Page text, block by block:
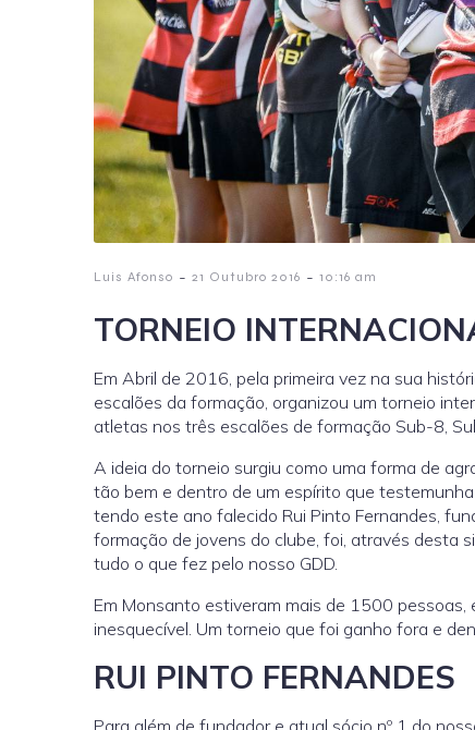
Luis Afonso - 21 Outubro 2016 - 10:16 am
TORNEIO
Em Abril de 2016, pela primeira vez na sua
escalões da formação, organizou um torneio
atletas nos três escalões de formação Sub-8,
A ideia do torneio surgiu como uma forma de
tão bem e dentro de um espírito que
tendo este ano falecido Rui Pinto Fernandes,
formação de jovens do clube, foi, através desta
tudo o que fez pelo nosso GDD.
Em Monsanto estiveram mais de 1500
inesquecível. Um torneio que foi ganho fora e
RUI PINTO FERNANDES
Para além de fundador e atual sócio nº 1 do